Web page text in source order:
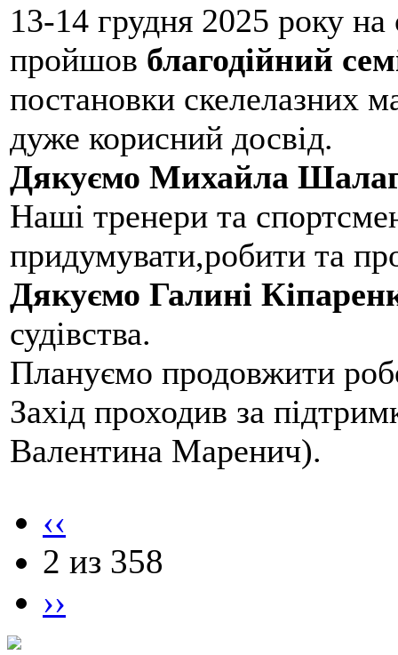
13-14 грудня 2025 року
пройшов благодійний
постановки скелелазних
дуже корисний досвід.
Дякуємо Михайла
Наші тренери та
придумувати,робити та
Дякуємо Галині
судівства.
Плануємо продовжити
Захід проходив за
Валентина Маренич).
‹‹
2 из 358
››